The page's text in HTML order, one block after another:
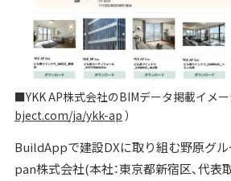
■YKK AP株式会社のBIMデータ掲載イメー
bject.com/ja/ykk-ap ）
BuildAppで建設DXに取り組む野原グ
pan株式会社(本社：東京都新宿区、代表